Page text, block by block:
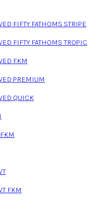
FIFTY FATHOMS STRIPE
FIFTY FATHOMS TROPIC
FKM
PREMIUM
QUICK
FKM